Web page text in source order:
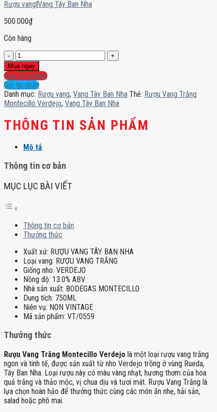
Rượu vang|Vang Tây Ban Nha
500.000₫
Còn hàng
Rượu
Vang
Trắng
Montecillo
Verdejo
số
lượng
Mua ngay
Liên hệ hotline
Gửi tin nhắn
Danh mục: Rượu vang, Vang Tây Ban Nha Thẻ: Rượu Vang Trắng
Montecillo Verdejo, Vang Tây Ban Nha
THÔNG TIN SẢN PHẨM
Mô tả
Thông tin cơ bản
MỤC LỤC BÀI VIẾT
Thông tin cơ bản
Thưởng thức
Xuất xứ: RƯỢU VANG TÂY BAN NHA
Loại vang: RƯỢU VANG TRẮNG
Giống nho: VERDEJO
Nồng độ: 13.0% ABV
Nhà sản xuất: BODEGAS MONTECILLO
Dung tích: 750ML
Niên vụ: NON VINTAGE
Mã sản phẩm: VT/0559
Thưởng thức
Rượu Vang Trắng Montecillo Verdejo là một loại rượu vang trắng
ngon và tinh tế, được sản xuất từ nho Verdejo trồng ở vùng Rueda,
Tây Ban Nha. Loại rượu này có màu vàng nhạt, hương thơm của hoa
quả trắng và thảo mộc, vị chua dịu và tươi mát. Rượu Vang Trắng là
lựa chọn hoàn hảo để thưởng thức cùng các món ăn nhẹ, hải sản,
salad hoặc phô mai.